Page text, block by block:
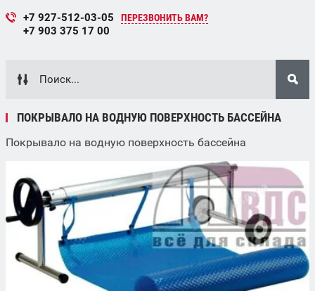
+7 927-512-03-05
+7 903 375 17 00
ПЕРЕЗВОНИТЬ ВАМ?
ПОКРЫВАЛО НА ВОДНУЮ ПОВЕРХНОСТЬ БАССЕЙНА
Покрывало на водную поверхность бассейна